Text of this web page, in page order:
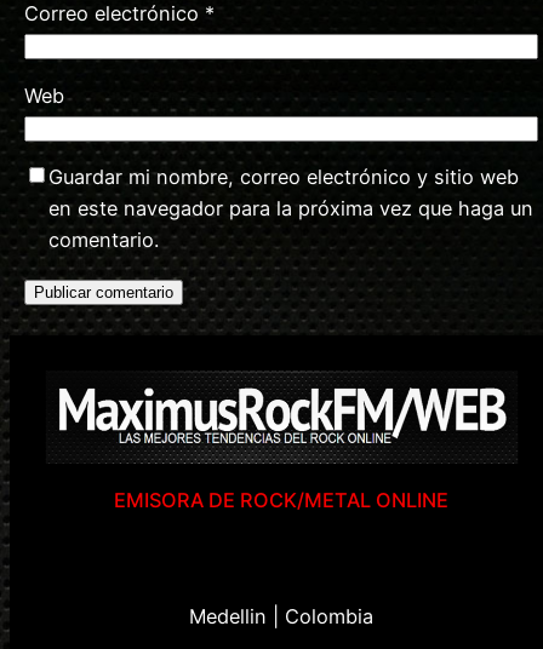
Correo electrónico *
Web
Guardar mi nombre, correo electrónico y sitio web
en este navegador para la próxima vez que haga un
comentario.
EMISORA DE ROCK/METAL ONLINE
Medellin | Colombia